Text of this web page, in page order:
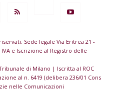
Sede legale Via Eritrea 21 -
e Iscrizione al Registro delle
di Milano | Iscritta al ROC
al n. 6419 (delibera 236/01 Cons
nelle Comunicazioni